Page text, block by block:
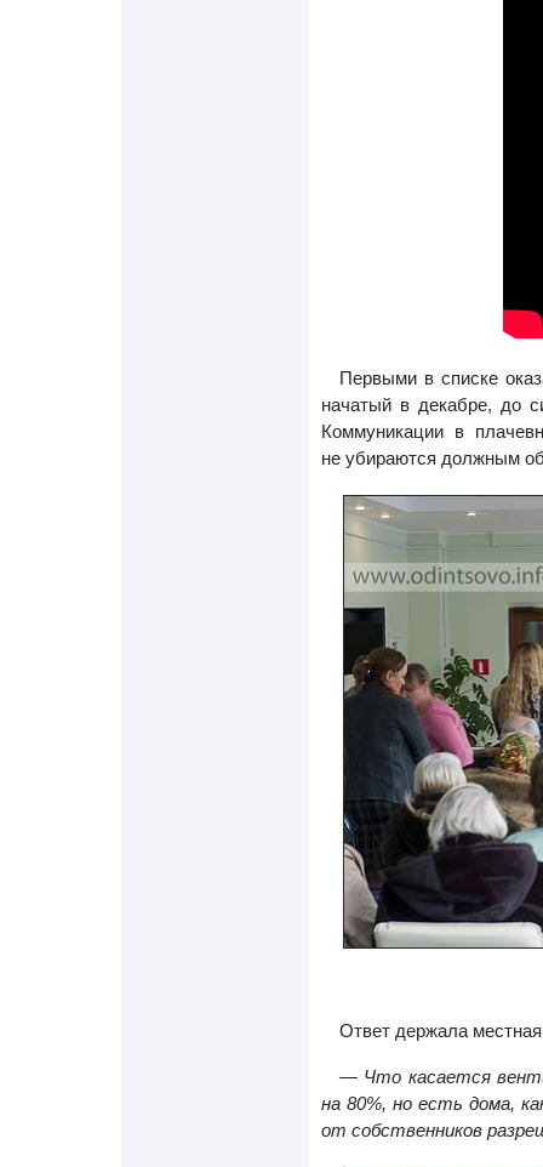
Первыми в списке
начатый в декабре, до
Коммуникации в
не убираются должным
Ответ держала
— Что касается
на 80%, но есть дома,
от собственников